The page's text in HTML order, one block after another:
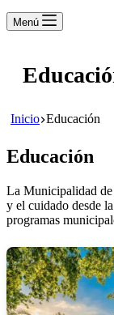
Menú
Inicio Educación
Educación
La Municipalidad de
y el cuidado desde
programas